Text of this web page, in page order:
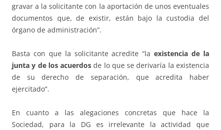
gravar a la solicitante con la aportación de unos eventuales
documentos que, de existir, están bajo la custodia del
órgano de administración”.
Basta con que la solicitante acredite “laexistencia de la
junta y de los acuerdos de lo que se derivaría la existencia
de su derecho de separación, que acredita haber
ejercitado”.
En cuanto a las alegaciones concretas que hace la
Sociedad, para la DG es irrelevante la actividad que